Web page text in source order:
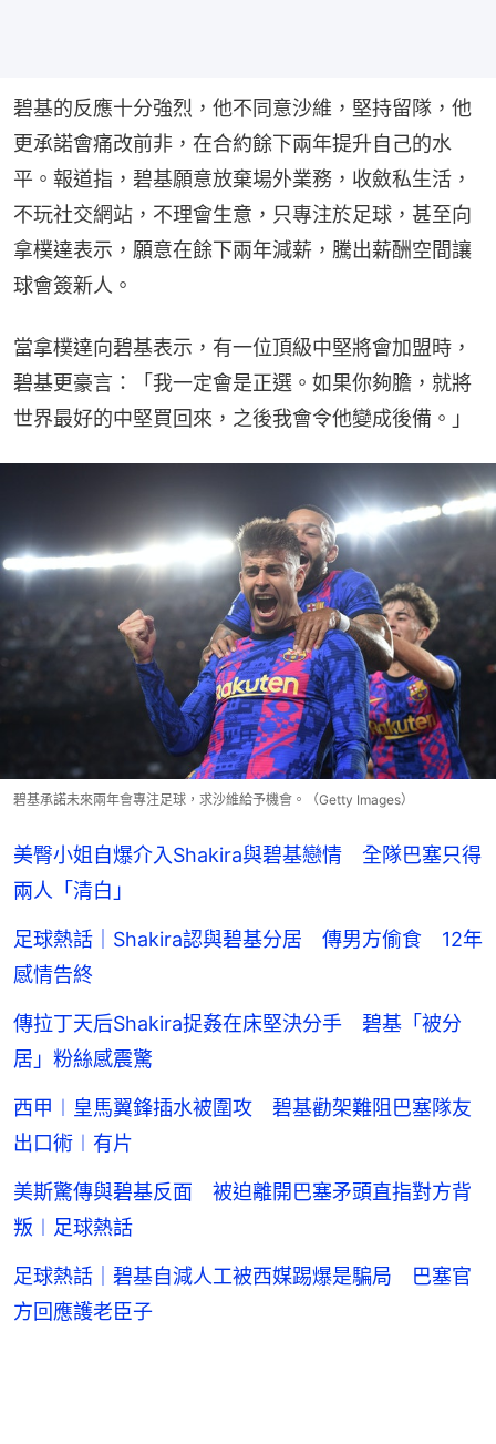
碧基的反應十分強烈，他不同意沙維，堅持留隊，他
更承諾會痛改前非，在合約餘下兩年提升自己的水
平。報道指，碧基願意放棄場外業務，收斂私生活，
不玩社交網站，不理會生意，只專注於足球，甚至向
拿樸達表示，願意在餘下兩年減薪，騰出薪酬空間讓
球會簽新人。
當拿樸達向碧基表示，有一位頂級中堅將會加盟時，
碧基更豪言：「我一定會是正選。如果你夠膽，就將
世界最好的中堅買回來，之後我會令他變成後備。」
碧基承諾未來兩年會專注足球，求沙維給予機會。（Getty Images）
美臀小姐自爆介入Shakira與碧基戀情 全隊巴塞只得
兩人「清白」
足球熱話｜Shakira認與碧基分居 傳男方偷食 12年
感情告終
傳拉丁天后Shakira捉姦在床堅決分手 碧基「被分
居」粉絲感震驚
西甲︱皇馬翼鋒插水被圍攻 碧基勸架難阻巴塞隊友
出口術︱有片
美斯驚傳與碧基反面 被迫離開巴塞矛頭直指對方背
叛︱足球熱話
足球熱話｜碧基自減人工被西媒踢爆是騙局 巴塞官
方回應護老臣子